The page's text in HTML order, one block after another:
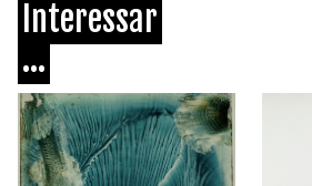
Interessar
...